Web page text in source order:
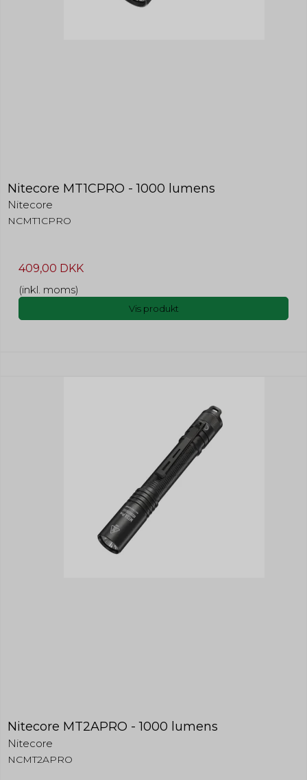
Nitecore MT1CPRO - 1000 lumens
Nitecore
NCMT1CPRO
409,00 DKK
(inkl. moms)
Vis produkt
Nitecore MT2APRO - 1000 lumens
Nitecore
NCMT2APRO